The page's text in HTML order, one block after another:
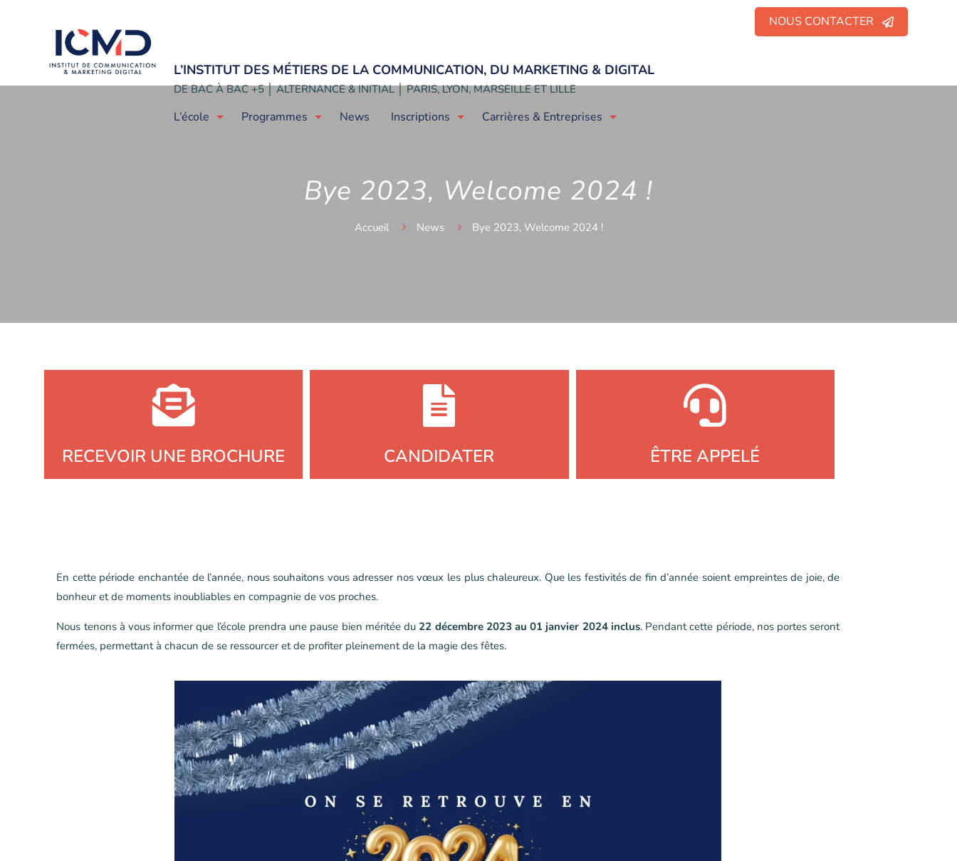
L’INSTITUT DES MÉTIERS DE LA COMMUNICATION, DU MARKETING & DIGITAL
DE BAC À BAC +5 │ ALTERNANCE & INITIAL │ PARIS, LYON, MARSEILLE ET LILLE
L’école Programmes News Inscriptions Carrières & Entreprises
NOUS CONTACTER
Bye 2023, Welcome 2024 !
Accueil News Bye 2023, Welcome 2024 !
RECEVOIR UNE BROCHURE CANDIDATER ÊTRE APPELÉ
En cette période enchantée de l’année, nous souhaitons vous adresser nos vœux les plus chaleureux. Que les festivités de fin d’année soient empreintes de joie, de
bonheur et de moments inoubliables en compagnie de vos proches.
Nous tenons à vous informer que l’école prendra une pause bien méritée du 22 décembre 2023 au 01 janvier 2024 inclus. Pendant cette période, nos portes seront
fermées, permettant à chacun de se ressourcer et de profiter pleinement de la magie des fêtes.